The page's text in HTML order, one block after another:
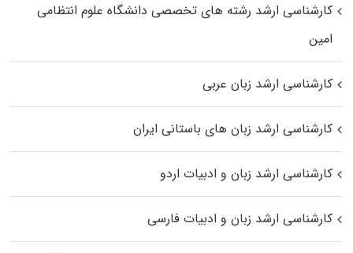
کارشناسی ارشد رﺷﺘﻪ ﻫﺎی تخصصی داﻧﺸﮕﺎه ﻋﻠﻮم انتظامی
اﻣﻴﻦ
کارشناسی ارشد زبان عربی
کارشناسی ارشد زبان‌ های باستانی ایران
کارشناسی ارشد زبان و ادبیات اردو
کارشناسی ارشد زبان و ادبیات فارسی